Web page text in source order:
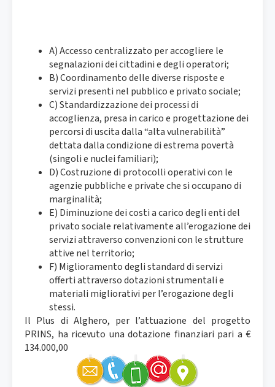
A) Accesso centralizzato per accogliere le
segnalazioni dei cittadini e degli operatori;
B) Coordinamento delle diverse risposte e
servizi presenti nel pubblico e privato sociale;
C) Standardizzazione dei processi di
accoglienza, presa in carico e progettazione dei
percorsi di uscita dalla “alta vulnerabilità”
dettata dalla condizione di estrema povertà
(singoli e nuclei familiari);
D) Costruzione di protocolli operativi con le
agenzie pubbliche e private che si occupano di
marginalità;
E) Diminuzione dei costi a carico degli enti del
privato sociale relativamente all’erogazione dei
servizi attraverso convenzioni con le strutture
attive nel territorio;
F) Miglioramento degli standard di servizi
offerti attraverso dotazioni strumentali e
materiali migliorativi per l’erogazione degli
stessi.
Il Plus di Alghero, per l’attuazione del progetto
PRINS, ha ricevuto una dotazione finanziari pari a €
134.000,00